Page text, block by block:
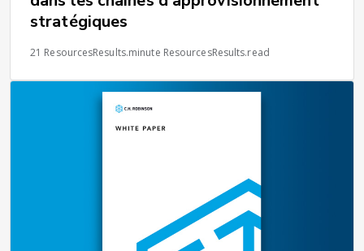
stratégiques
21 ResourcesResults.minute ResourcesResults.read